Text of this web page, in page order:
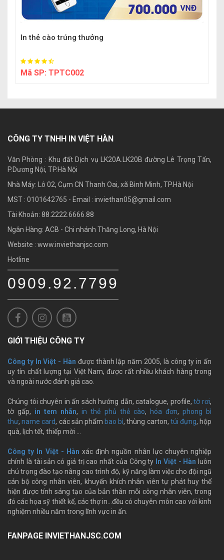
In thẻ cào trúng thưởng
Mã SP: TPTC002
CÔNG TY TNHH IN VIỆT HÀN
Văn Phòng : Khu đất Dịch vụ LK20A.LK20B đường Lê Trọng Tấn,
P.Dương Nội, TP.Hà Nội
Nhà Máy: Lô 02, Cụm CN Thanh Oai, xã Bình Minh, TP.Hà Nội
MST : 0101642765 - Email : inviethan05@gmail.com
Tài Khoản: 88.2222.6666.88
Ngân Hàng: ACB - Chi nhánh Thăng Long, Hà Nội
Website : www.inviethanjsc.com
Hotline
0909.92.7799
GIỚI THIỆU CÔNG TY
Công ty In Việt - Hàn được thành lập năm 2005, là công ty in ấn
uy tín chất lượng tại Việt Nam, được rất nhiều khách hàng trong
và ngoài nước đánh giá cao.
Chúng tôi chuyên in ấn sách hướng dẫn, catalogue, profile,tờ rơi,
tờ gấp, in tem nhãn,in thẻ phủ thẻ cào, hóa đơn, phong bì
thư,name card, các sản phẩm bao bì, thùng carton, túi đựng, hộp
quà, lịch tết, thiếp mời …
Công ty In Việt - Hàn xác định nguồn nhân lực chuyên nghiệp
chính là tài sản có giá trị cao nhất của Công ty In Việt - Hàn luôn
chú trọng đào tạo nâng cao trình độ, kỹ năng làm việc cho đội ngũ
cán bộ công nhân viên, khuyến khích nhân viên tự phát huy thể
hiện được tính sáng tạo của bản thân mỗi công nhân viên, trong
đó các họa sỹ thiết kế, các thợ in…đều có chuyên môn cao với kinh
nghiệm nhiều năm trong lĩnh vực in ấn.
FANPAGE INVIETHANJSC.COM